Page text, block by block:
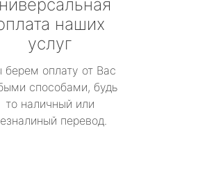
наших
услуг
оплату от Вас
способами, будь
то наличный или
перевод.